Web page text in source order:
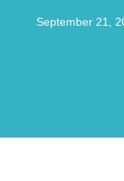
September 21,